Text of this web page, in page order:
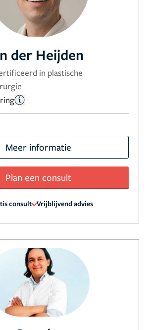
der Heijden
in plastische
Meer informatie
Plan een consult
consult Vrijblijvend advies